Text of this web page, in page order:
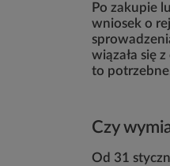
Po zakupie
wniosek o
wiązała się
to
Czy
Od 31